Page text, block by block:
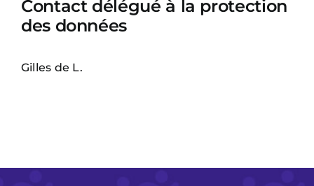
Contact délégué à la protection
des données
Gilles de L.